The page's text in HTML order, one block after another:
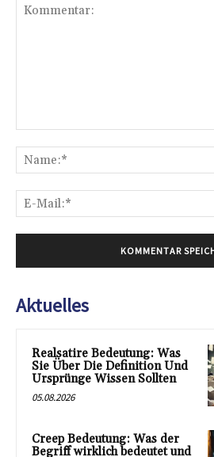
Aktuelles
Realsatire Bedeutung: Was
Sie Über Die Definition Und
Ursprünge Wissen Sollten
05.08.2026
Creep Bedeutung: Was der
Begriff wirklich bedeutet und